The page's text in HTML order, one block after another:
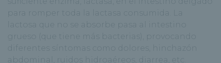
para romper toda la lactasa consumida. La
lactosa que no se absorbe pasa al intestino
grueso (que tiene más bacterias), provocando
diferentes síntomas como dolores, hinchazón
abdominal, ruidos hidroaéreos, diarrea, etc.